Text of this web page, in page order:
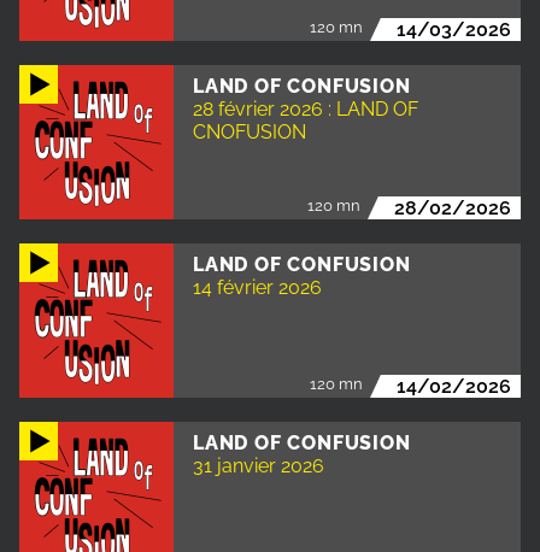
120 mn 14/03/2026
LAND OF CONFUSION
28 février 2026 : LAND OF
CNOFUSION
120 mn 28/02/2026
LAND OF CONFUSION
14 février 2026
120 mn 14/02/2026
LAND OF CONFUSION
31 janvier 2026